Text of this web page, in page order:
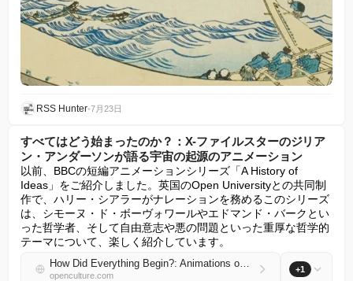
RSS Hunter•7月23日
すべてはどう始まったのか？：X-ファイルスターのジリア
ン・アンダーソンが語る宇宙の起源のアニメーション
以前、BBCの短編アニメーションシリーズ「A History of
Ideas」をご紹介しました。英国のOpen Universityとの共同制
作で、ハリー・シアラーがナレーションを務めるこのシリーズ
は、シモーヌ・ド・ボーヴォワールやエドマンド・バークとい
った哲学者、そして自由意志や悪の問題といった重厚な哲学的
テーマについて、楽しく紹介しています。
How Did Everything Begin?: Animations on the Origins of the Universe Narrated by X‑Files Star Gillian Anderson
openculture.com
+1